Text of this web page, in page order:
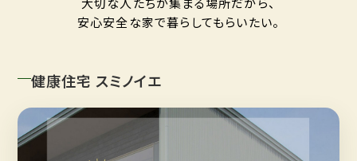
安心安全な家で暮らしてもらいたい。
健康住宅 スミノイエ